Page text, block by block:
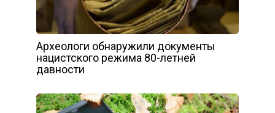
Археологи обнаружили документы
нацистского режима 80-летней
давности